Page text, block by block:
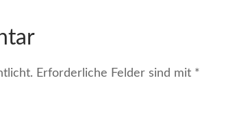
Erforderliche Felder sind mit *